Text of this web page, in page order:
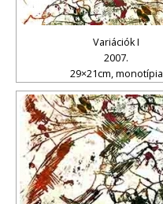
Variációk I
2007.
29×21cm, monotípia